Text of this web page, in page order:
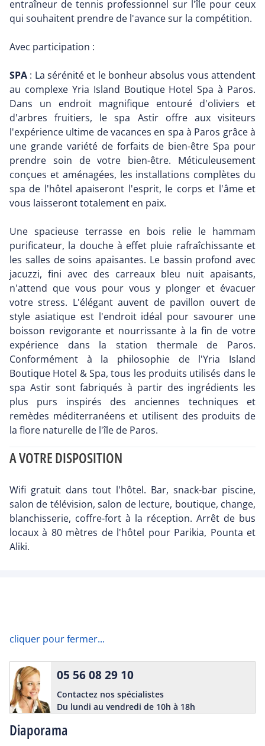
entraîneur de tennis professionnel sur l'île pour ceux
qui souhaitent prendre de l'avance sur la compétition.
Avec participation :
SPA : La sérénité et le bonheur absolus vous attendent
au complexe Yria Island Boutique Hotel Spa à Paros.
Dans un endroit magnifique entouré d'oliviers et
d'arbres fruitiers, le spa Astir offre aux visiteurs
l'expérience ultime de vacances en spa à Paros grâce à
une grande variété de forfaits de bien-être Spa pour
prendre soin de votre bien-être. Méticuleusement
conçues et aménagées, les installations complètes du
spa de l'hôtel apaiseront l'esprit, le corps et l'âme et
vous laisseront totalement en paix.
Une spacieuse terrasse en bois relie le hammam
purificateur, la douche à effet pluie rafraîchissante et
les salles de soins apaisantes. Le bassin profond avec
jacuzzi, fini avec des carreaux bleu nuit apaisants,
n'attend que vous pour vous y plonger et évacuer
votre stress. L'élégant auvent de pavillon ouvert de
style asiatique est l'endroit idéal pour savourer une
boisson revigorante et nourrissante à la fin de votre
expérience dans la station thermale de Paros.
Conformément à la philosophie de l'Yria Island
Boutique Hotel & Spa, tous les produits utilisés dans le
spa Astir sont fabriqués à partir des ingrédients les
plus purs inspirés des anciennes techniques et
remèdes méditerranéens et utilisent des produits de
la flore naturelle de l'île de Paros.
A VOTRE DISPOSITION
Wifi gratuit dans tout l'hôtel. Bar, snack-bar piscine,
salon de télévision, salon de lecture, boutique, change,
blanchisserie, coffre-fort à la réception. Arrêt de bus
locaux à 80 mètres de l'hôtel pour Parikia, Pounta et
Aliki.
cliquer pour fermer...
Diaporama
05 56 08 29 10
Contactez nos spécialistes
Du lundi au vendredi de 10h à 18h